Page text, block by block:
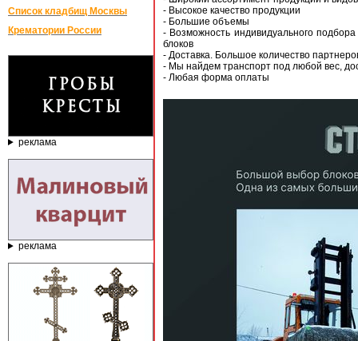
Список кладбищ Москвы
Крематории России
реклама
реклама
- Высокое качество продукции
- Большие объемы
- Возможность индивидуального
блоков
- Доставка. Большое количество
- Мы найдем транспорт под любой вес,
- Любая форма оплаты